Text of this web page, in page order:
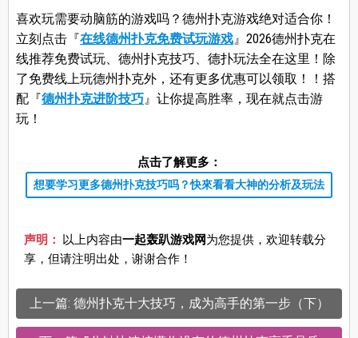
喜欢玩需要动脑筋的游戏吗？德州扑克游戏绝对适合你！
立刻点击『在线德州扑克免费试玩游戏』2026德州扑克在
线推荐免费试玩、德州扑克技巧、德扑玩法全在这里！除
了免费线上玩德州扑克外，还有更多优惠可以领取！！搭
配『德州扑克进阶技巧』让你提高胜率，现在就点击游
玩！
点击了解更多：
想要学习更多德州扑克技巧吗？快來看看大神的分析及玩法
声明： 以上内容由一起轰趴游戏网为您提供，欢迎转载分
享，但请注明出处，谢谢合作！
上一篇: 德州扑克十大技巧，成为高手的第一步（下）